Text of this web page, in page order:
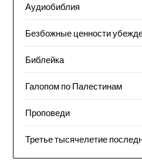
Аудиобиблия
Безбожные ценности
Библейка
Галопом по Палестинам
Проповеди
Третье тысячелетие